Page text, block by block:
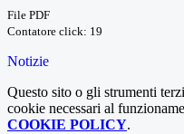
File PDF
Contatore click: 19
Notizie
Questo sito o gli strumenti
cookie necessari al
COOKIE POLICY.